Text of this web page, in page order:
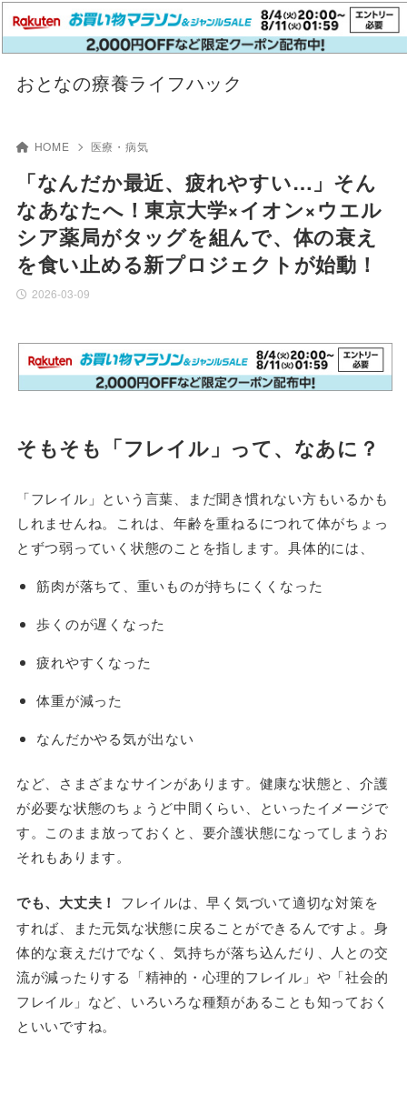
おとなの療養ライフハック
HOME 医療・病気
「なんだか最近、疲れやすい…」そん
なあなたへ！東京大学×イオン×ウエル
シア薬局がタッグを組んで、体の衰え
を食い止める新プロジェクトが始動！
2026-03-09
そもそも「フレイル」って、なあに？
「フレイル」という言葉、まだ聞き慣れない方もいるかも
しれませんね。これは、年齢を重ねるにつれて体がちょっ
とずつ弱っていく状態のことを指します。具体的には、
筋肉が落ちて、重いものが持ちにくくなった
歩くのが遅くなった
疲れやすくなった
体重が減った
なんだかやる気が出ない
など、さまざまなサインがあります。健康な状態と、介護
が必要な状態のちょうど中間くらい、といったイメージで
す。このまま放っておくと、要介護状態になってしまうお
それもあります。
でも、大丈夫！
フレイルは、早く気づいて適切な対策を
すれば、また元気な状態に戻ることができるんですよ。身
体的な衰えだけでなく、気持ちが落ち込んだり、人との交
流が減ったりする「精神的・心理的フレイル」や「社会的
フレイル」など、いろいろな種類があることも知っておく
といいですね。